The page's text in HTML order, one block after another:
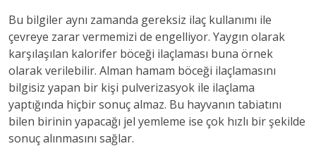
Bu bilgiler aynı zamanda gereksiz ilaç kullanımı ile
çevreye zarar vermemizi de engelliyor. Yaygın olarak
karşılaşılan kalorifer böceği ilaçlaması buna örnek
olarak verilebilir. Alman hamam böceği ilaçlamasını
bilgisiz yapan bir kişi pulverizasyok ile ilaçlama
yaptığında hiçbir sonuç almaz. Bu hayvanın tabiatını
bilen birinin yapacağı jel yemleme ise çok hızlı bir şekilde
sonuç alınmasını sağlar.